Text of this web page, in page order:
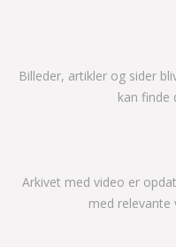
Billeder, artikler og sider
kan finde
Arkivet med video er
med relevante